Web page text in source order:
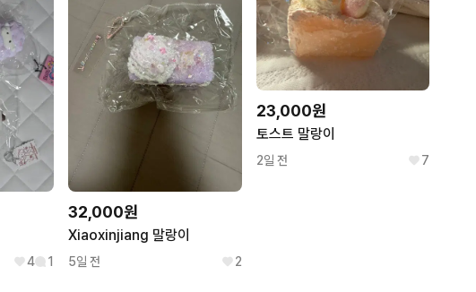
4 1
32,000원
Xiaoxinjiang 말랑이
5일 전 2
23,000원
토스트 말랑이
2일 전 7